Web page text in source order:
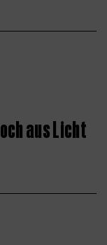
aus Licht